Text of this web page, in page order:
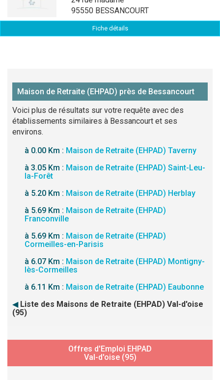
95550 BESSANCOURT
Fiche détails
Maison de Retraite (EHPAD) près de Bessancourt
Voici plus de résultats sur votre requête avec des
établissements similaires à Bessancourt et ses
environs.
à 0.00 Km : Maison de Retraite (EHPAD) Taverny
à 3.05 Km : Maison de Retraite (EHPAD) Saint-Leu-
la-Forêt
à 5.20 Km : Maison de Retraite (EHPAD) Herblay
à 5.69 Km : Maison de Retraite (EHPAD)
Franconville
à 5.69 Km : Maison de Retraite (EHPAD)
Cormeilles-en-Parisis
à 6.07 Km : Maison de Retraite (EHPAD) Montigny-
lès-Cormeilles
à 6.11 Km : Maison de Retraite (EHPAD) Eaubonne
◀ Liste des Maisons de Retraite (EHPAD) Val-d'oise
(95)
Offres d'Emploi EHPAD
Val-d'oise (95)